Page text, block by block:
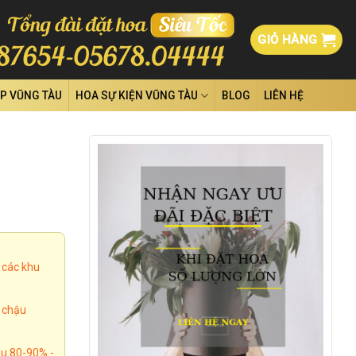
GIỎ HÀNG
VŨNG TÀU HOA SỰ KIỆN VŨNG TÀU BLOG LIÊN HỆ
khu
80-90% -